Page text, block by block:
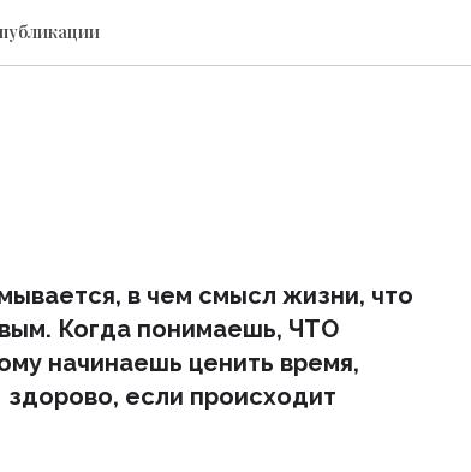
в чем смысл жизни, что
Когда понимаешь, ЧТО
начинаешь ценить время,
если происходит